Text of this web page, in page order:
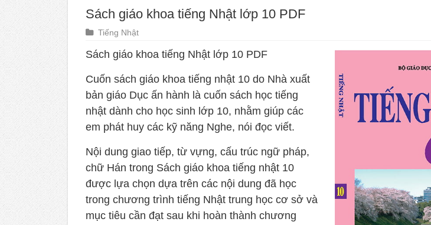
Sách giáo khoa tiếng Nhật lớp 10 PDF
Tiếng Nhật
Sách giáo khoa tiếng Nhật lớp 10 PDF
Cuốn sách giáo khoa tiếng nhật 10 do Nhà xuất
bản giáo Dục ấn hành là cuốn sách học tiếng
nhật dành cho học sinh lớp 10, nhằm giúp các
em phát huy các kỹ năng Nghe, nói đọc viết.
Nội dung giao tiếp, từ vựng, cấu trúc ngữ pháp,
chữ Hán trong Sách giáo khoa tiếng nhật 10
được lựa chọn dựa trên các nội dung đã học
trong chương trình tiếng Nhật trung học cơ sở và
mục tiêu cần đạt sau khi hoàn thành chương